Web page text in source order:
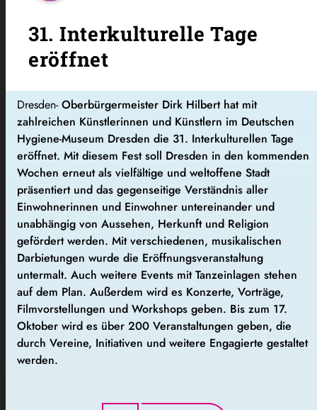
31. Interkulturelle Tage
eröffnet
Dresden-Oberbürgermeister Dirk Hilbert hat mit
zahlreichen Künstlerinnen und Künstlern im Deutschen
Hygiene-Museum Dresden die 31. Interkulturellen Tage
eröffnet. Mit diesem Fest soll Dresden in den kommenden
Wochen erneut als vielfältige und weltoffene Stadt
präsentiert und das gegenseitige Verständnis aller
Einwohnerinnen und Einwohner untereinander und
unabhängig von Aussehen, Herkunft und Religion
gefördert werden. Mit verschiedenen, musikalischen
Darbietungen wurde die Eröffnungsveranstaltung
untermalt. Auch weitere Events mit Tanzeinlagen stehen
auf dem Plan. Außerdem wird es Konzerte, Vorträge,
Filmvorstellungen und Workshops geben. Bis zum 17.
Oktober wird es über 200 Veranstaltungen geben, die
durch Vereine, Initiativen und weitere Engagierte gestaltet
werden.